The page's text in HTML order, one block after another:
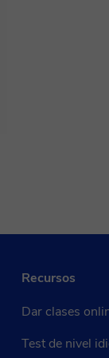
Recursos
Dar clases
Test de nivel